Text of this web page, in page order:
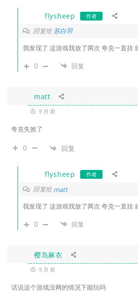
flysheep 作者
回复给苏白羽
我发现了 这游戏我放了两次 夸克一直挂
0 回复
matt
9 月 前
夸克失效了
0 回复
flysheep 作者
回复给matt
我发现了 这游戏我放了两次 夸克一直挂
0 回复
樱岛麻衣
9 月 前
话说这个游戏没网的情况下能玩吗